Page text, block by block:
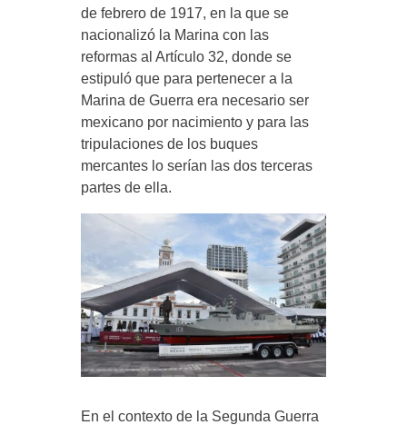
de febrero de 1917, en la que se
nacionalizó la Marina con las
reformas al Artículo 32, donde se
estipuló que para pertenecer a la
Marina de Guerra era necesario ser
mexicano por nacimiento y para las
tripulaciones de los buques
mercantes lo serían las dos terceras
partes de ella.
En el contexto de la Segunda Guerra